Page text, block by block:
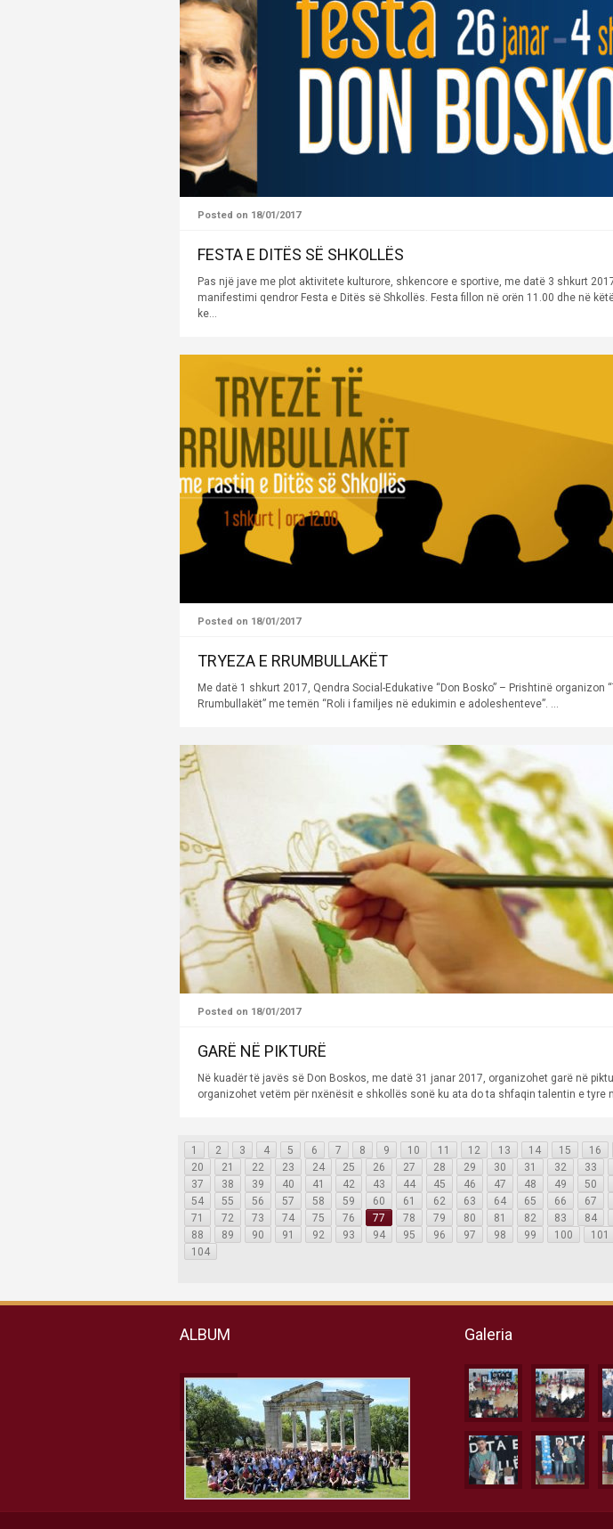
Posted on 18/01/2017
FESTA E DITËS SË SHKOLLËS
Pas një jave me plot aktivitete kulturore, shkencore e sportive, me datë 3 shkurt
manifestimi qendror Festa e Ditës së Shkollës. Festa fillon në orën 11.00 dhe në
ke...
Posted on 18/01/2017
TRYEZA E RRUMBULLAKËT
Me datë 1 shkurt 2017, Qendra Social-Edukative “Don Bosko” – Prishtinë organizon
Rrumbullakët” me temën “Roli i familjes në edukimin e adoleshenteve”. ...
Posted on 18/01/2017
GARË NË PIKTURË
Në kuadër të javës së Don Boskos, me datë 31 janar 2017, organizohet garë në
organizohet vetëm për nxënësit e shkollës sonë ku ata do ta shfaqin talentin e tyre
1 2 3 4 5 6 7 8 9 10 11 12 13 14 15 16
20
21 22 23 24 25 26 27 28 29 30 31 32 33
37
38 39 40 41 42 43 44 45 46 47 48 49 50
54
55 56 57 58 59 60 61 62 63 64 65 66 67
71
72 73 74 75 76 77 78 79 80 81 82 83 84
88
89 90 91 92 93 94 95 96 97 98 99 100 101
104
ALBUM Galeria